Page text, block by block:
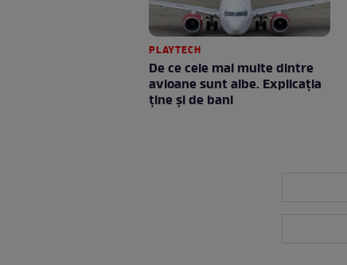
PLAYTECH
De ce cele mai multe dintre
avioane sunt albe. Explicația
ține și de bani